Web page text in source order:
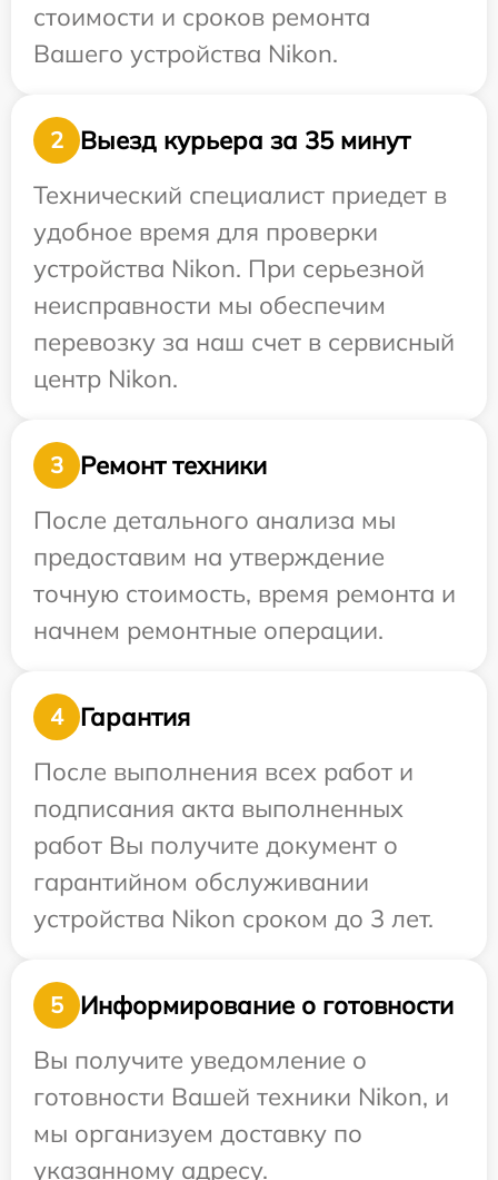
стоимости и сроков ремонта
Вашего устройства Nikon.
2
Выезд курьера за 35 минут
Технический специалист приедет в
удобное время для проверки
устройства Nikon. При серьезной
неисправности мы обеспечим
перевозку за наш счет в сервисный
центр Nikon.
3
Ремонт техники
После детального анализа мы
предоставим на утверждение
точную стоимость, время ремонта и
начнем ремонтные операции.
4
Гарантия
После выполнения всех работ и
подписания акта выполненных
работ Вы получите документ о
гарантийном обслуживании
устройства Nikon сроком до 3 лет.
5
Информирование о готовности
Вы получите уведомление о
готовности Вашей техники Nikon, и
мы организуем доставку по
указанному адресу.